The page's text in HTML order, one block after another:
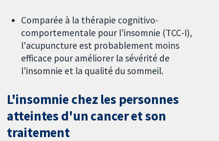
Comparée à la thérapie cognitivo-
comportementale pour l'insomnie (TCC-I),
l'acupuncture est probablement moins
efficace pour améliorer la sévérité de
l'insomnie et la qualité du sommeil.
L'insomnie chez les personnes
atteintes d'un cancer et son
traitement